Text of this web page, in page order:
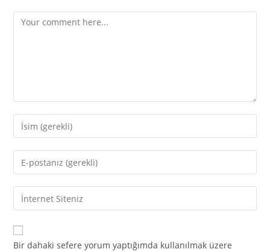
Comment
Enter
your
name
comment
Enter
your
email
address
comment
Enter
your
website
URL
Bir dahaki sefere yorum yaptığımda kullanılmak üzere